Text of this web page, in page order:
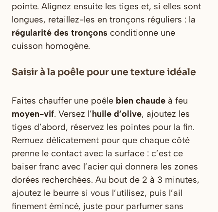
pointe. Alignez ensuite les tiges et, si elles sont
longues, retaillez-les en tronçons réguliers : la
régularité des tronçons conditionne une
cuisson homogène.
Saisir à la poêle pour une texture idéale
Faites chauffer une poêle bien chaude à feu
moyen-vif. Versez l’huile d’olive, ajoutez les
tiges d’abord, réservez les pointes pour la fin.
Remuez délicatement pour que chaque côté
prenne le contact avec la surface : c’est ce
baiser franc avec l’acier qui donnera les zones
dorées recherchées. Au bout de 2 à 3 minutes,
ajoutez le beurre si vous l’utilisez, puis l’ail
finement émincé, juste pour parfumer sans